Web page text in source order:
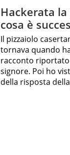
Hackerata
cosa è
Il pizzaiolo
tornava quando
racconto riportato
signore. Poi ho
della risposta